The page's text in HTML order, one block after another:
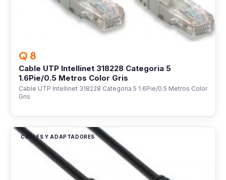
Q 8
Cable UTP Intellinet 318228 Categoria 5
1.6Pie/0.5 Metros Color Gris
Cable UTP Intellinet 318228 Categoria 5 1.6Pie/0.5 Metros Color
Gris
CABLES Y ADAPTADORES